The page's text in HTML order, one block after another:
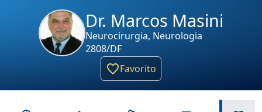
Dr. Marcos Masini
Neurocirurgia, Neurologia
2808/DF
Favorito